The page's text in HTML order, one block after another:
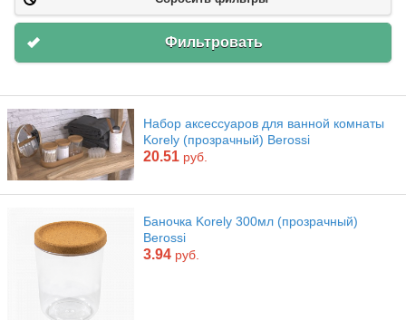
Фильтровать
Набор аксессуаров для ванной комнаты
Korely (прозрачный) Berossi
20.51 руб.
Баночка Korely 300мл (прозрачный)
Berossi
3.94 руб.